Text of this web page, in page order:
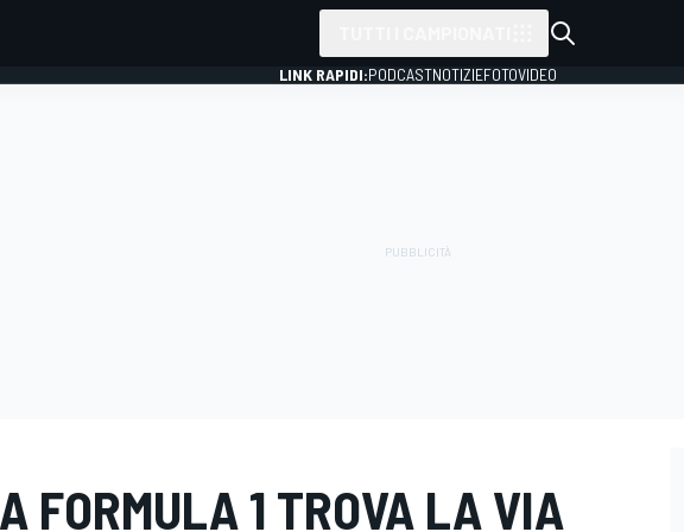
LINK RAPIDI:PODCASTNOTIZIEFOTOVIDEO
FORMULA 1 TROVA LA VIA